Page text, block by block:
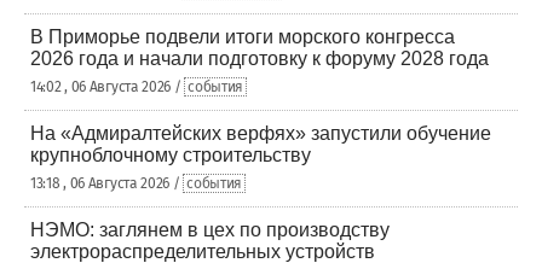
В Приморье подвели итоги морского конгресса
2026 года и начали подготовку к форуму 2028 года
14:02 , 06 Августа 2026 / события
На «Адмиралтейских верфях» запустили обучение
крупноблочному строительству
13:18 , 06 Августа 2026 / события
НЭМО: заглянем в цех по производству
электрораспределительных устройств